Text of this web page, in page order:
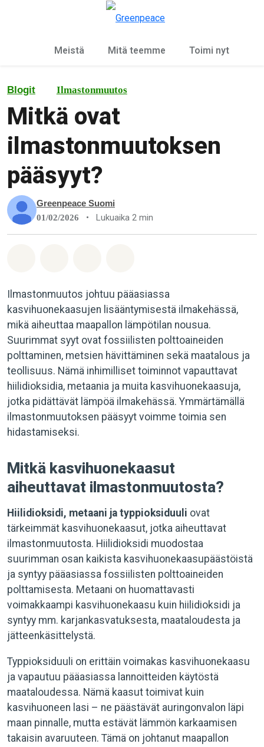
Meistä Mitä teemme Toimi nyt
Blogit Ilmastonmuutos
Mitkä ovat
ilmastonmuutoksen
pääsyyt?
Greenpeace Suomi
01/02/2026 • Lukuaika 2 min
Ilmastonmuutos johtuu pääasiassa
kasvihuonekaasujen lisääntymisestä ilmakehässä,
mikä aiheuttaa maapallon lämpötilan nousua.
Suurimmat syyt ovat fossiilisten polttoaineiden
polttaminen, metsien hävittäminen sekä maatalous ja
teollisuus. Nämä inhimilliset toiminnot vapauttavat
hiilidioksidia, metaania ja muita kasvihuonekaasuja,
jotka pidättävät lämpöä ilmakehässä. Ymmärtämällä
ilmastonmuutoksen pääsyyt voimme toimia sen
hidastamiseksi.
Mitkä kasvihuonekaasut
aiheuttavat ilmastonmuutosta?
Hiilidioksidi, metaani ja typpioksiduuli ovat
tärkeimmät kasvihuonekaasut, jotka aiheuttavat
ilmastonmuutosta. Hiilidioksidi muodostaa
suurimman osan kaikista kasvihuonekaasupäästöistä
ja syntyy pääasiassa fossiilisten polttoaineiden
polttamisesta. Metaani on huomattavasti
voimakkaampi kasvihuonekaasu kuin hiilidioksidi ja
syntyy mm. karjankasvatuksesta, maataloudesta ja
jätteenkäsittelystä.
Typpioksiduuli on erittäin voimakas kasvihuonekaasu
ja vapautuu pääasiassa lannoitteiden käytöstä
maataloudessa. Nämä kaasut toimivat kuin
kasvihuoneen lasi – ne päästävät auringonvalon läpi
maan pinnalle, mutta estävät lämmön karkaamisen
takaisin avaruuteen. Tämä on johtanut maapallon